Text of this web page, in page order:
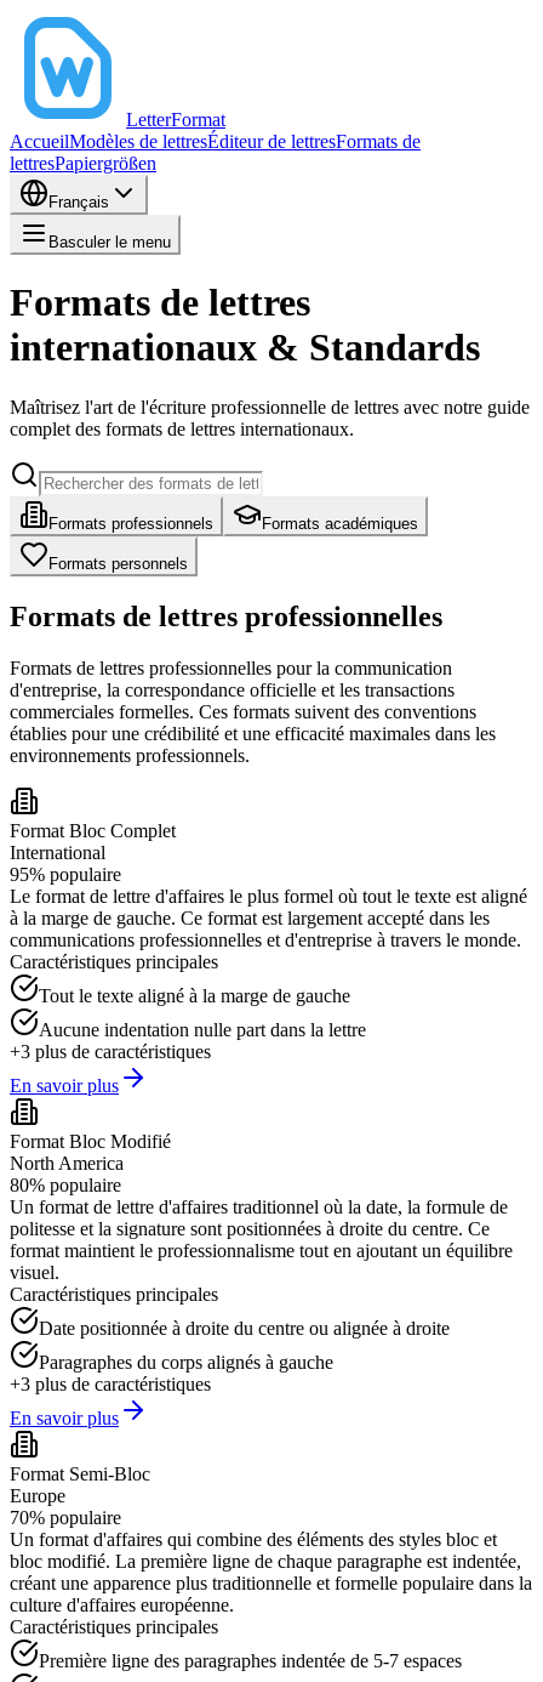
LetterFormat
AccueilModèles de lettresÉditeur de lettresFormats de
lettresPapiergrößen
Français
Basculer le menu
Formats de lettres
internationaux & Standards
Maîtrisez l'art de l'écriture professionnelle de lettres avec notre guide
complet des formats de lettres internationaux.
Formats professionnels Formats académiques
Formats personnels
Formats de lettres professionnelles
Formats de lettres professionnelles pour la communication
d'entreprise, la correspondance officielle et les transactions
commerciales formelles. Ces formats suivent des conventions
établies pour une crédibilité et une efficacité maximales dans les
environnements professionnels.
Format Bloc Complet
International
95% populaire
Le format de lettre d'affaires le plus formel où tout le texte est aligné
à la marge de gauche. Ce format est largement accepté dans les
communications professionnelles et d'entreprise à travers le monde.
Caractéristiques principales
Tout le texte aligné à la marge de gauche
Aucune indentation nulle part dans la lettre
+3 plus de caractéristiques
En savoir plus
Format Bloc Modifié
North America
80% populaire
Un format de lettre d'affaires traditionnel où la date, la formule de
politesse et la signature sont positionnées à droite du centre. Ce
format maintient le professionnalisme tout en ajoutant un équilibre
visuel.
Caractéristiques principales
Date positionnée à droite du centre ou alignée à droite
Paragraphes du corps alignés à gauche
+3 plus de caractéristiques
En savoir plus
Format Semi-Bloc
Europe
70% populaire
Un format d'affaires qui combine des éléments des styles bloc et
bloc modifié. La première ligne de chaque paragraphe est indentée,
créant une apparence plus traditionnelle et formelle populaire dans la
culture d'affaires européenne.
Caractéristiques principales
Première ligne des paragraphes indentée de 5-7 espaces